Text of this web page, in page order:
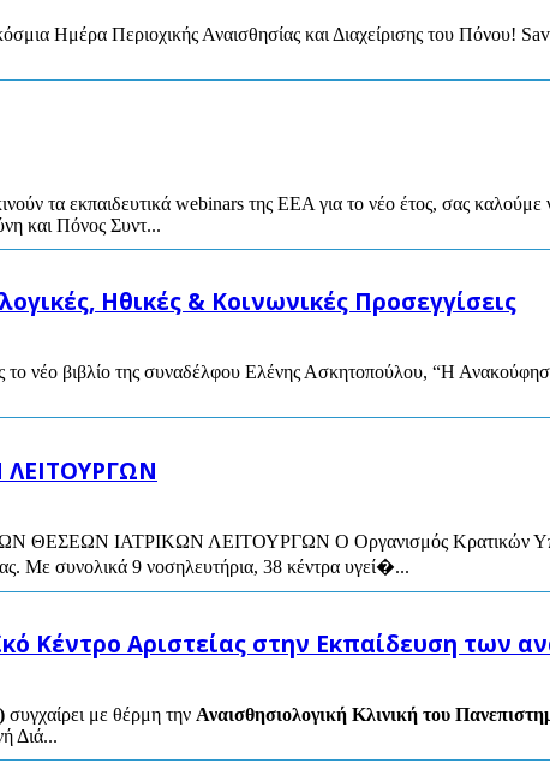
Ημέρα Περιοχικής Αναισθησίας και Διαχείρισης του Πόνου!
τα εκπαιδευτικά webinars της ΕΕΑ για το νέο έτος, σας
και Πόνος Συντ...
Ηθικές & Κοινωνικές Προσεγγίσεις
το νέο βιβλίο της συναδέλφου Ελένης Ασκητοπούλου, “Η
ΙΑΤΡΙΚΩΝ ΛΕΙΤΟΥΡΓΩΝ Ο Οργανισμός Κρατικών
Με συνολικά 9 νοσηλευτήρια, 38 κέντρα υγεί�...
Κέντρο Αριστείας στην Εκπαίδευση των
συγχαίρει με θέρμη την Αναισθησιολογική Κλινική του
Διά...